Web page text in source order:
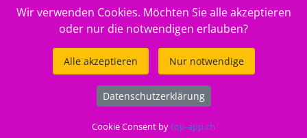
Sie ist zudem Mitglied des Schweizer Portalswww.sciences-
Stiftung Bibliothek Werner Oechslin
Wir verwenden Cookies. Möchten Sie alle akzeptieren
oder nur die notwendigen erlauben?
Alle akzeptieren Nur notwendige
Datenschutzerklärung
Cookie Consent bytop-app.ch